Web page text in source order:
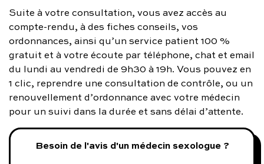
Suite à votre consultation, vous avez accès au
compte-rendu, à des fiches conseils, vos
ordonnances, ainsi qu’un service patient 100 %
gratuit et à votre écoute par téléphone, chat et email
du lundi au vendredi de 9h30 à 19h. Vous pouvez en
1 clic, reprendre une consultation de contrôle, ou un
renouvellement d’ordonnance avec votre médecin
pour un suivi dans la durée et sans délai d’attente.
Besoin de l'avis d'un médecin sexologue ?